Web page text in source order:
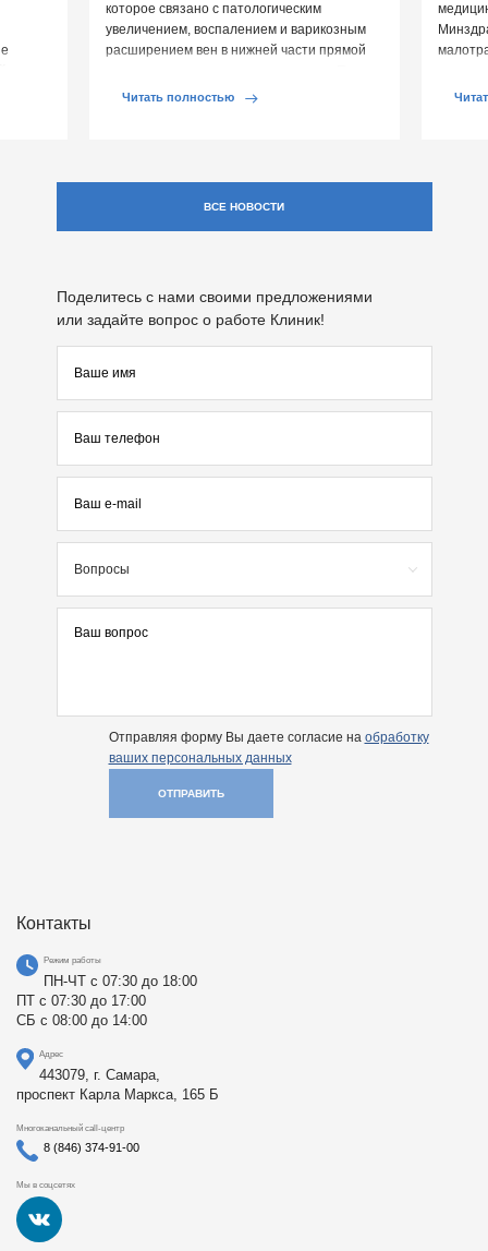
которое связано с патологическим
увеличением, воспалением и варикозным
расширением вен в нижней части прямой
обострении […]
Читать полностью
ВСЕ НОВОСТИ
Поделитесь с нами своими предложениями
или задайте вопрос о работе Клиник!
Вопросы
Отправляя форму Вы даете согласие на обработку
ваших персональных данных
ОТПРАВИТЬ
Контакты
Режим работы
ПН-ЧТ с 07:30 до 18:00
ПТ с 07:30 до 17:00
СБ с 08:00 до 14:00
Адрес
443079, г. Самара,
проспект Карла Маркса, 165 Б
Многоканальный call-центр
8 (846) 374-91-00
Мы в соцсетях